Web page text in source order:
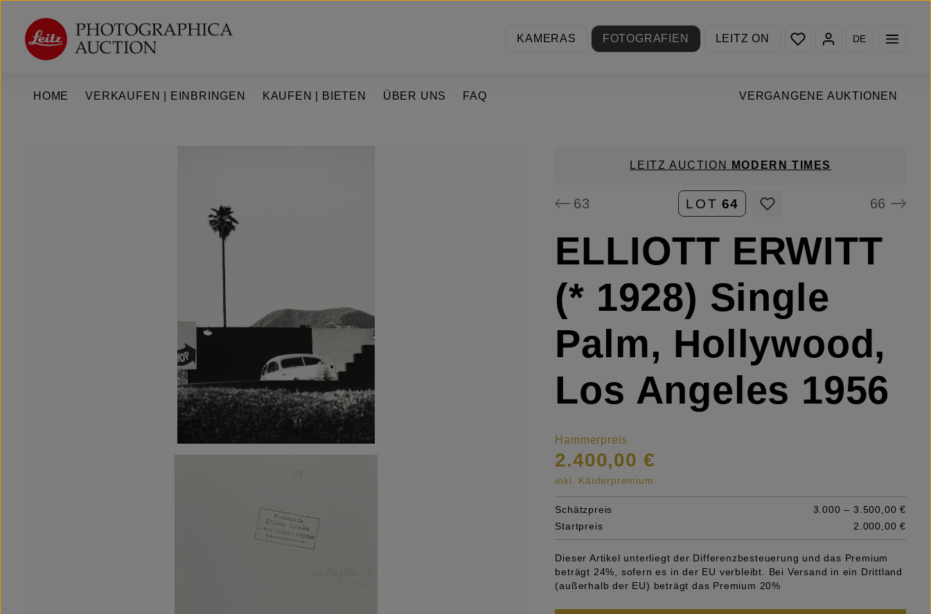
Hauptinhalt springen
Zur Hauptnavigation springen
KAMERAS
FOTOGRAFIEN LEITZ ON
Du hast 0 Produkte auf
DE
HOME VERGANGENE AUKTIONEN
VERKAUFEN | EINBRINGEN KAUFEN | BIETEN ÜBER UNS FAQ
LEITZ AUCTION
MODERN TIMES
63 LOT 64 66
ELLIOTT ERWITT
(* 1928) Single
Palm, Hollywood,
Los Angeles 1956
Hammerpreis
2.400,00 €
inkl. Käuferpremium
Schätzpreis
3.000 – 3.500,00 €
Startpreis
2.000,00 €
Dieser Artikel unterliegt der Differenzbesteuerung und das Premium
beträgt 24%, sofern es in der EU verbleibt. Bei Versand in ein Drittland
(außerhalb der EU) beträgt das Premium 20%